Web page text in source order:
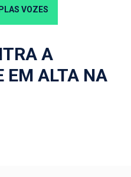
VOZES
A
EM ALTA NA